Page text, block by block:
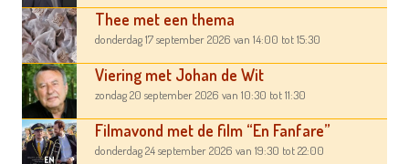
Thee met een thema
donderdag 17 september 2026 van 14:00 tot 15:30
Viering met Johan de Wit
zondag 20 september 2026 van 10:30 tot 11:30
Filmavond met de film “En Fanfare”
donderdag 24 september 2026 van 19:30 tot 22:00